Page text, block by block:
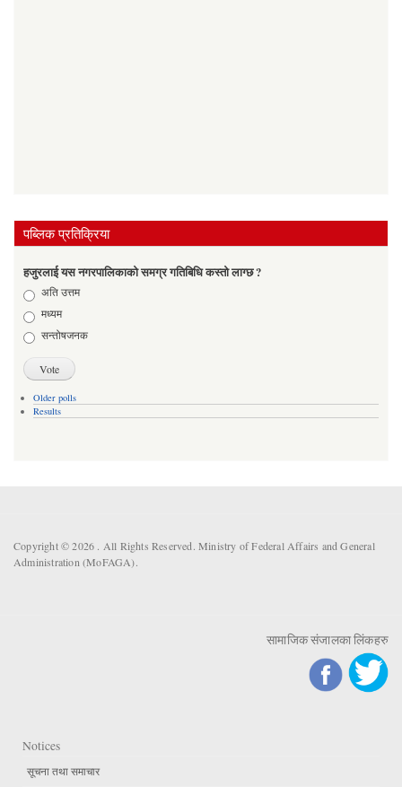
पब्लिक प्रतिक्रिया
हजुरलाई यस नगरपालिकाको समग्र गतिबिधि कस्तो लाग्छ ?
Choicesअति उत्तम
मध्यम
सन्तोषजनक
Older polls
Results
Copyright © 2026 . All Rights Reserved. Ministry of Federal Affairs and General
Administration (MoFAGA).
सामाजिक संजालका लिंकहरु
Notices
सूचना तथा समाचार